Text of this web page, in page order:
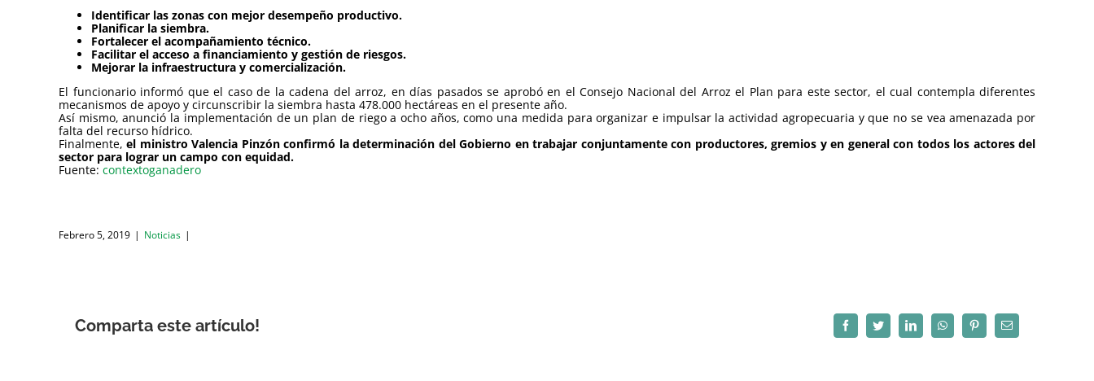
Identificar las zonas con mejor desempeño productivo.
Planificar la siembra.
Fortalecer el acompañamiento técnico.
Facilitar el acceso a financiamiento y gestión de riesgos.
Mejorar la infraestructura y comercialización.
El funcionario informó que el caso de la cadena del arroz, en días pasados se aprobó en el Consejo Nacional del Arroz el Plan para este sector, el cual contempla diferentes
mecanismos de apoyo y circunscribir la siembra hasta 478.000 hectáreas en el presente año.
Así mismo, anunció la implementación de un plan de riego a ocho años, como una medida para organizar e impulsar la actividad agropecuaria y que no se vea amenazada por
falta del recurso hídrico.
Finalmente,el ministro Valencia Pinzón confirmó la determinación del Gobierno en trabajar conjuntamente con productores, gremios y en general con todos los actores del
sector para lograr un campo con equidad.
Fuente: contextoganadero
Febrero 5, 2019 | Noticias |
Comparta este artículo! FacebookTwitterLinkedInWhatsAppPinterestCorreo
electrónico